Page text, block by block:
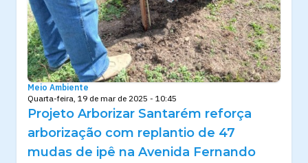
Meio Ambiente
Quarta-feira, 19 de mar de 2025 - 10:45
Projeto Arborizar Santarém reforça
arborização com replantio de 47
mudas de ipê na Avenida Fernando